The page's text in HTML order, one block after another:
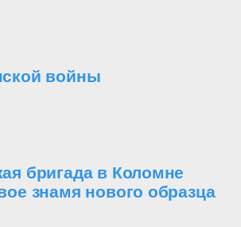
войны
бригада в Коломне
знамя нового образца